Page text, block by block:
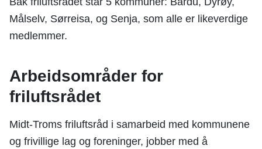
Målselv, Sørreisa, og Senja, som alle er likeverdige
medlemmer.
Arbeidsområder for
friluftsrådet
Midt-Troms friluftsråd i samarbeid med kommunene
og frivillige lag og foreninger, jobber med å